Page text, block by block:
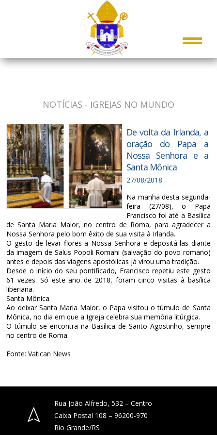
NOTÍCIAS - IGREJAS NO MUNDO
De volta da Irlanda, a
oração do Papa a
Nossa Senhora e a
Santa Mônica
27/08/2018
Na manhã desta segunda-
feira (27/08), o Papa
Francisco foi até a Basílica
de Santa Maria Maior, no centro de Roma, para agradecer a
Nossa Senhora pelo bom êxito de sua visita à Irlanda.
O gesto de levar flores a Nossa Senhora e depositá-las diante
da imagem de Salus Popoli Romani (salvação do povo romano)
antes e depois das viagens apostólicas já virou uma tradição.
Desde o início do seu pontificado, Francisco repetiu este gesto
61 vezes. Só este ano de 2018, foram cinco visitas à basílica
liberiana.
Santa Mônica
Ao deixar Santa Maria Maior, o Papa visitou o túmulo de Santa
Mônica, no dia em que a Igreja celebra sua memória litúrgica.
O túmulo se encontra na Basílica de Santo Agostinho, sempre
no centro de Roma.
Fonte: Vatican News
Rua João Alfredo, 532 – Centro
Caixa Postal 108 – 96200-970
Rio Grande/RS